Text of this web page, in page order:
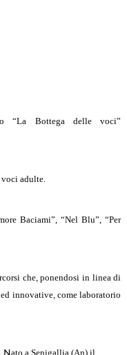
“La Bottega delle voci”
adulte.
Baciami”, “Nel Blu”, “Per
che, ponendosi in linea di
innovative, come laboratorio
Nato a Senigallia (An) il